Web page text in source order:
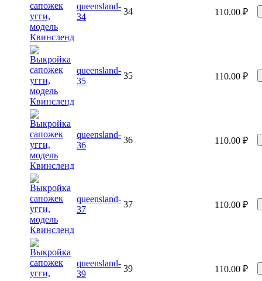
queensland-
34
34 110.00 ₽
queensland-
35
35 110.00 ₽
queensland-
36
36 110.00 ₽
queensland-
37
37 110.00 ₽
queensland-
39
39 110.00 ₽